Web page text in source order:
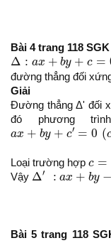
Bài 4 trang 118
Δ : ax + by + c =
Δ a x+b y +c= 0
đường thẳng đối
Giải
Đường thẳng Δ' đối
đó phương
ax + by + c′ = 0 (
ax b y+c′=0( c)
Loại trường hợp c =
Vậy Δ′ : ax + by −
Δ′:ax+ by−c−
Bài 5 trang 118